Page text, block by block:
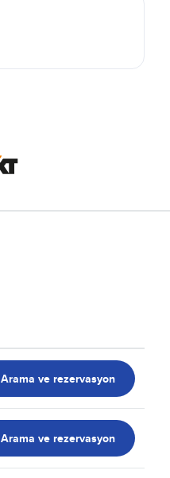
Arama ve rezervasyon
Arama ve rezervasyon